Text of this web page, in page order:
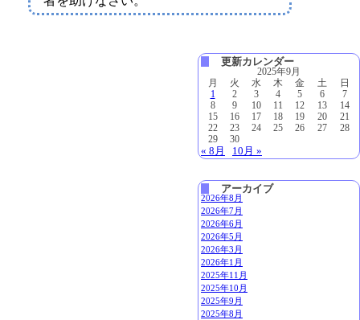
更新カレンダー
2025年9月
月
火 水 木 金 土
日
1
2 3 4 5 6
7
8
9 10 11 12 13
14
15
16 17 18 19 20
21
22
23 24 25 26 27
28
29
30
« 8月 10月 »
アーカイブ
2026年8月
2026年7月
2026年6月
2026年5月
2026年3月
2026年1月
2025年11月
2025年10月
2025年9月
2025年8月